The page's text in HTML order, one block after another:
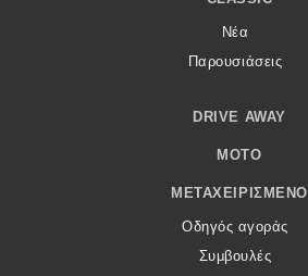
Νέα
Παρουσιάσεις
DRIVE AWAY
MOTO
ΜΕΤΑΧΕΙΡΙΣΜΈΝΟ
Οδηγός αγοράς
Συμβουλές